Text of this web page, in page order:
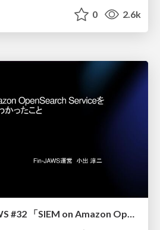
0 2.6k
2023/09/14 Fin-JAWS #32 「SIEM on Amazon OpenSearch Serviceを1年運用してわかったこと」